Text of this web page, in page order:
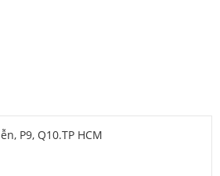
P9, Q10.TP HCM